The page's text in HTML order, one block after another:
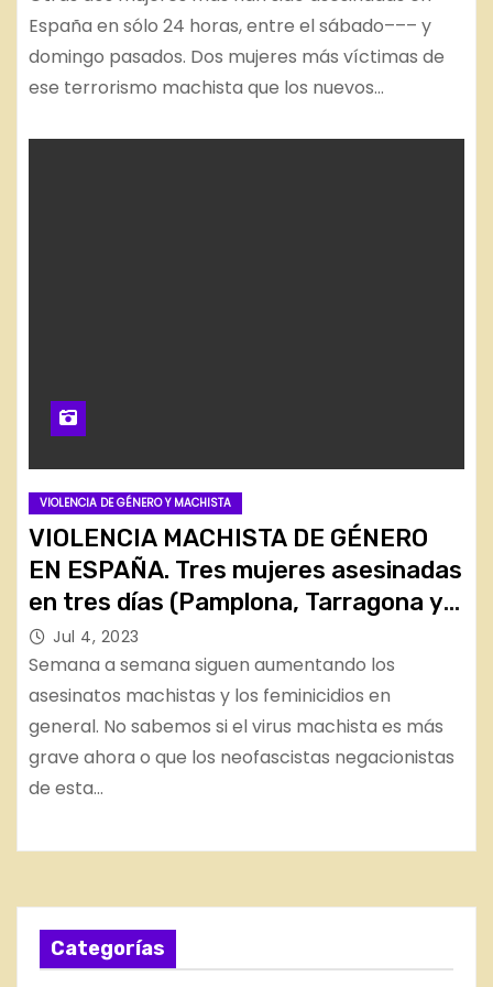
España en sólo 24 horas, entre el sábado––– y
domingo pasados. Dos mujeres más víctimas de
ese terrorismo machista que los nuevos…
VIOLENCIA DE GÉNERO Y MACHISTA
VIOLENCIA MACHISTA DE GÉNERO
EN ESPAÑA. Tres mujeres asesinadas
en tres días (Pamplona, Tarragona y
Madrid)
Jul 4, 2023
Semana a semana siguen aumentando los
asesinatos machistas y los feminicidios en
general. No sabemos si el virus machista es más
grave ahora o que los neofascistas negacionistas
de esta…
Categorías